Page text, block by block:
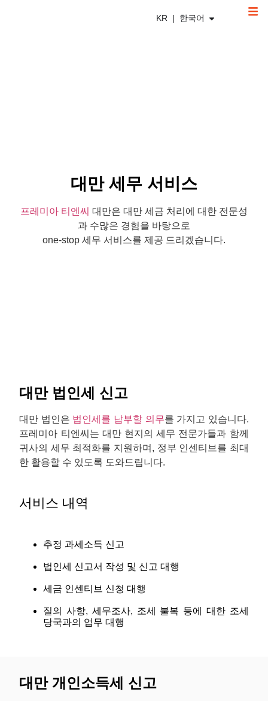
KR | 한국어
대만 세무 서비스
프레미아 티엔씨 대만은 대만 세금 처리에 대한 전문성
과 수많은 경험을 바탕으로
one-stop 세무 서비스를 제공 드리겠습니다.
대만 법인세 신고
대만 법인은 법인세를 납부할 의무를 가지고 있습니다.
프레미아 티엔씨는 대만 현지의 세무 전문가들과 함께
귀사의 세무 최적화를 지원하며, 정부 인센티브를 최대
한 활용할 수 있도록 도와드립니다.
서비스 내역
추정 과세소득 신고
법인세 신고서 작성 및 신고 대행
세금 인센티브 신청 대행
질의 사항, 세무조사, 조세 불복 등에 대한 조세
당국과의 업무 대행
대만 개인소득세 신고